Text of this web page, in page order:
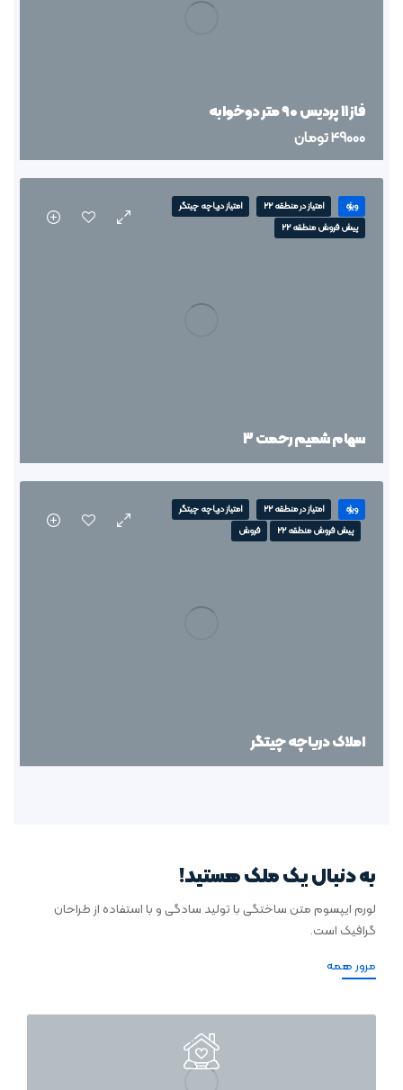
49000تومان
امتیاز در منطقه 22
امتیاز دریاچه چیتگر
پیش فروش منطقه 22
سهام شمیم رحمت 3
امتیاز در منطقه 22
امتیاز دریاچه چیتگر
پیش فروش منطقه 22
فروش
املاک دریاچه چیتگر
به دنبال یک ملک هستید!
لورم ایپسوم متن ساختگی با تولید سادگی و با استفاده از طراحان
گرافیک است.
مرور همه